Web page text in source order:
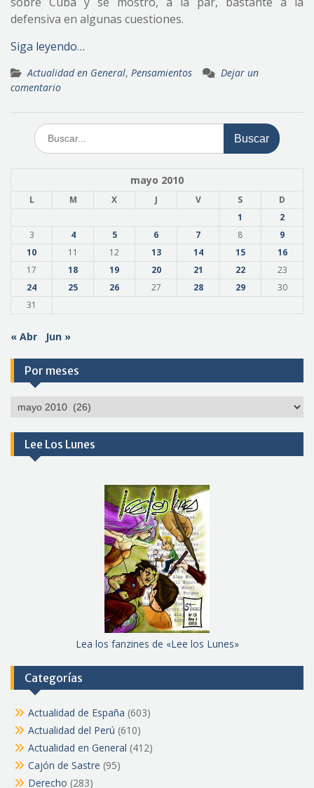
defensiva en algunas cuestiones.
Siga leyendo…
Actualidad en General, Pensamientos
Dejar un
comentario
Buscar:
mayo 2010
L M X J V S
D
1
2
3
4 5 6 7 8
9
10
11 12 13 14 15
16
17
18 19 20 21 22
23
24
25 26 27 28 29
30
31
« Abr Jun »
Por meses
Por
Lee Los Lunes
Lea los fanzines de «Lee los Lunes»
Categorías
Actualidad de España (603)
Actualidad del Perú (610)
Actualidad en General (412)
Cajón de Sastre (95)
Derecho (283)